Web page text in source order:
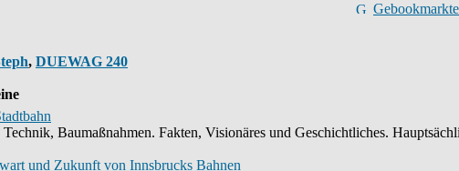
, DUEWAG 240
Baumaßnahmen. Fakten, Visionäres und Geschichtliches.
und Zukunft von Innsbrucks Bahnen